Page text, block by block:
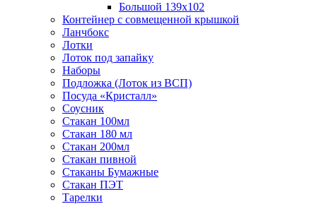
Большой 139х102
Контейнер с совмещенной крышкой
Ланчбокс
Лотки
Лоток под запайку
Наборы
Подложка (Лоток из ВСП)
Посуда «Кристалл»
Соусник
Стакан 100мл
Стакан 180 мл
Стакан 200мл
Стакан пивной
Стаканы Бумажные
Стакан ПЭТ
Тарелки